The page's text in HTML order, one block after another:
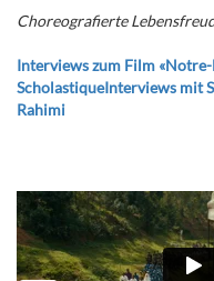
Choreografierte
Interviews zum Film
ScholastiqueInterviews mit
Rahimi